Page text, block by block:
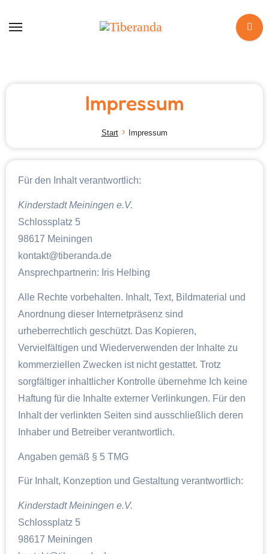
Inhalt
Impressum
Start Impressum
Für den Inhalt verantwortlich:
Kinderstadt Meiningen e.V.
Schlossplatz 5
98617 Meiningen
kontakt@tiberanda.de
Ansprechpartnerin: Iris Helbing
Alle Rechte vorbehalten. Inhalt, Text, Bildmaterial und
Anordnung dieser Internetpräsenz sind
urheberrechtlich geschützt. Das Kopieren,
Vervielfältigen und Wiederverwenden der Inhalte zu
kommerziellen Zwecken ist nicht gestattet. Trotz
sorgfältiger inhaltlicher Kontrolle übernehme Ich keine
Haftung für die Inhalte externer Verlinkungen. Für den
Inhalt der verlinkten Seiten sind ausschließlich deren
Inhaber und Betreiber verantwortlich.
Angaben gemäß § 5 TMG
Für Inhalt, Konzeption und Gestaltung verantwortlich:
Kinderstadt Meiningen e.V.
Schlossplatz 5
98617 Meiningen